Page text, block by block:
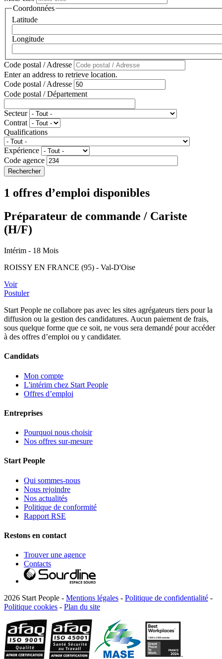
Coordonnées
Latitude
Longitude
Code postal / Adresse
Enter an address to retrieve location.
Code postal / Adresse
Code postal / Département
Secteur
Contrat
Qualifications
Expérience
Code agence
1 offres d’emploi disponibles
Préparateur de commande / Cariste
(H/F)
Intérim - 18 Mois
ROISSY EN FRANCE (95) - Val-D'Oise
Voir
Postuler
Start People ne collabore pas avec les sites agrégateurs tiers pour la
diffusion ou la gestion des candidatures. Aucun paiement de frais,
sous quelque forme que ce soit, ne vous sera demandé pour accéder
à des offres d’emploi ou y candidater.
Candidats
Mon compte
L'intérim chez Start People
Offres d’emploi
Entreprises
Pourquoi nous choisir
Nos offres sur-mesure
Start People
Qui sommes-nous
Nous rejoindre
Nos actualités
Politique de conformité
Rapport RSE
Restons en contact
Trouver une agence
Contacts
2026 Start People - Mentions légales - Politique de confidentialité -
Politique cookies - Plan du site